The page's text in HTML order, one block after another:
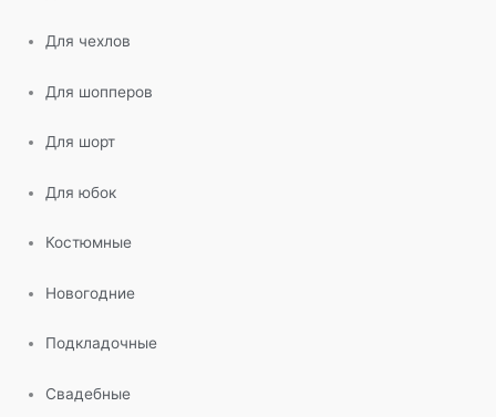
Для чехлов
Для шопперов
Для шорт
Для юбок
Костюмные
Новогодние
Подкладочные
Свадебные